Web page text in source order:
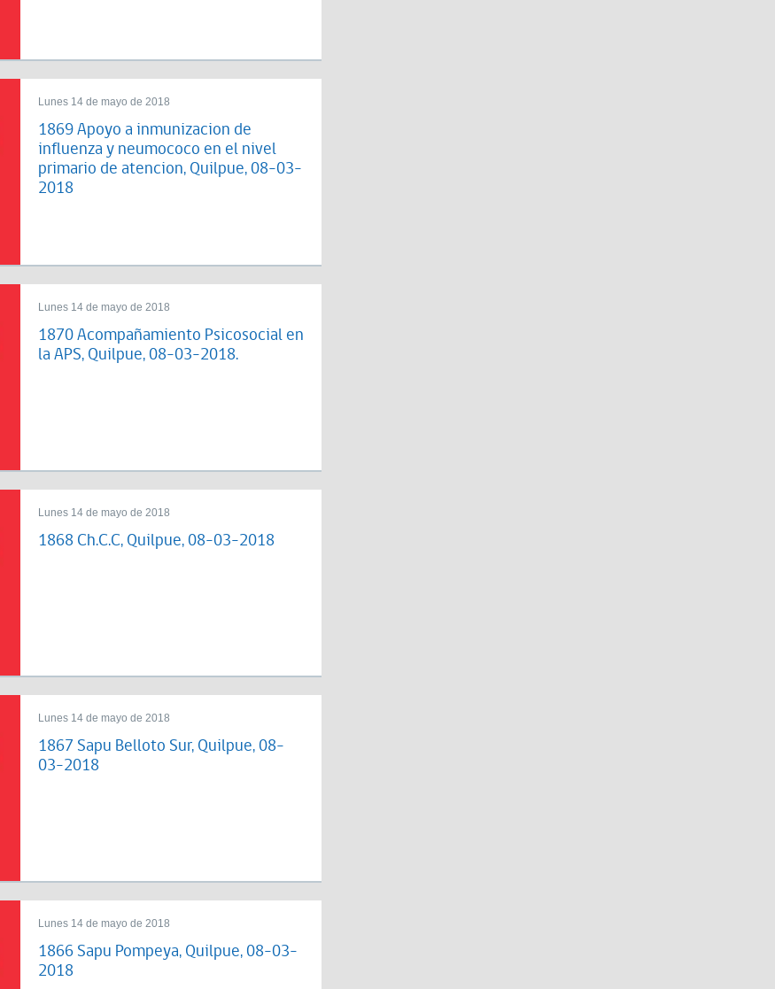
Lunes 14 de mayo de 2018
1869 Apoyo a inmunizacion de
influenza y neumococo en el nivel
primario de atencion, Quilpue, 08-03-
2018
Lunes 14 de mayo de 2018
1870 Acompañamiento Psicosocial en
la APS, Quilpue, 08-03-2018.
Lunes 14 de mayo de 2018
1868 Ch.C.C, Quilpue, 08-03-2018
Lunes 14 de mayo de 2018
1867 Sapu Belloto Sur, Quilpue, 08-
03-2018
Lunes 14 de mayo de 2018
1866 Sapu Pompeya, Quilpue, 08-03-
2018